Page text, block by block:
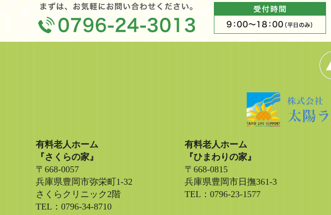
有料老人ホーム
『さくらの家』
〒668-0057
兵庫県豊岡市弥栄町1-32
さくらクリニック2階
TEL：0796-34-8710
有料老人ホーム
『ひまわりの家』
〒668-0815
兵庫県豊岡市日撫361-3
TEL：0796-23-1577